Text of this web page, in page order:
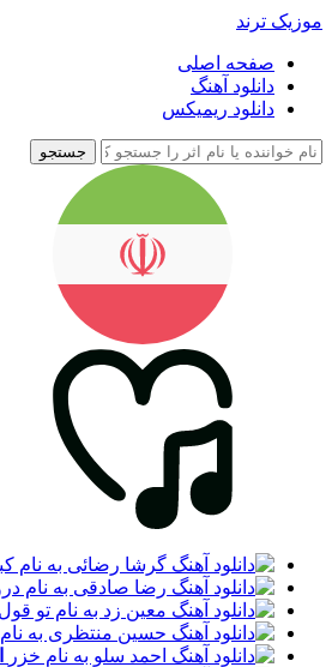
موزیک ترند
صفحه اصلی
دانلود آهنگ
دانلود ریمیکس
جستجو